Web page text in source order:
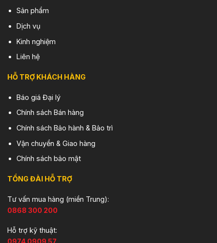
Sản phẩm
Dịch vụ
Kinh nghiệm
Liên hệ
HỖ TRỢ KHÁCH HÀNG
Báo giá Đại lý
Chính sách Bán hàng
Chính sách Bảo hành & Bảo trì
Vận chuyển & Giao hàng
Chính sách bảo mật
TỔNG ĐÀI HỖ TRỢ
Tư vấn mua hàng (miền Trung):
0868 300 200
Hỗ trợ kỹ thuật: